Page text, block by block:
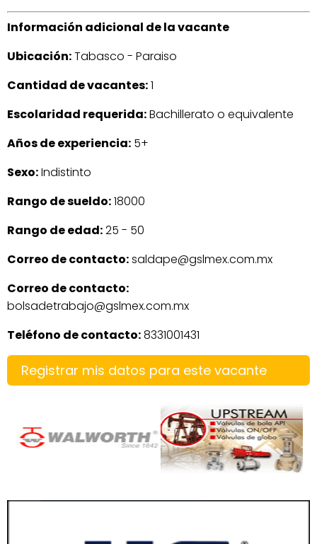
Información adicional de la vacante
Ubicación:Tabasco - Paraiso
Cantidad de vacantes:1
Escolaridad requerida:Bachillerato o equivalente
Años de experiencia: 5+
Sexo:Indistinto
Rango de sueldo:18000
Rango de edad:25 - 50
Correo de contacto:saldape@gslmex.com.mx
Correo de contacto:
bolsadetrabajo@gslmex.com.mx
Teléfono de contacto:8331001431
Registrar mis datos para este vacante